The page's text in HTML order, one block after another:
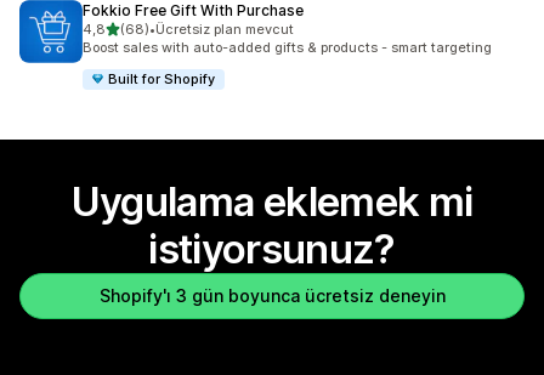
Fokkio Free Gift With Purchase
4,85 yıldız üzerinden
(68)
toplam 68 değerlendirme
•Ücretsiz plan mevcut
Boost sales with auto-added gifts & products - smart targeting
Built for Shopify
Uygulama eklemek mi
istiyorsunuz?
Shopify'ı 3 gün boyunca ücretsiz deneyin